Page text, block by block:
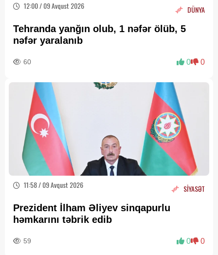
12:00 / 09 Avqust 2026 DÜNYA
Tehranda yanğın olub, 1 nəfər ölüb, 5
nəfər yaralanıb
60 0 0
11:58 / 09 Avqust 2026 SİYASƏT
Prezident İlham Əliyev sinqapurlu
həmkarını təbrik edib
59 0 0